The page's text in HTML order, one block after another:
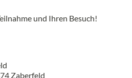
und Ihren Besuch!
Zaberfeld